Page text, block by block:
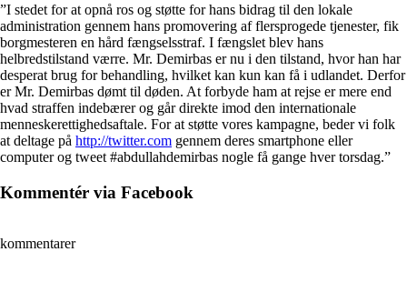
”I stedet for at opnå ros og støtte for hans bidrag til den lokale
administration gennem hans promovering af flersprogede tjenester, fik
borgmesteren en hård fængselsstraf. I fængslet blev hans
helbredstilstand værre. Mr. Demirbas er nu i den tilstand, hvor han har
desperat brug for behandling, hvilket kan kun kan få i udlandet. Derfor
er Mr. Demirbas dømt til døden. At forbyde ham at rejse er mere end
hvad straffen indebærer og går direkte imod den internationale
menneskerettighedsaftale. For at støtte vores kampagne, beder vi folk
at deltage på http://twitter.com gennem deres smartphone eller
computer og tweet #abdullahdemirbas nogle få gange hver torsdag.”
Kommentér via Facebook
kommentarer